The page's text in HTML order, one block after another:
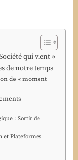
qui vient »
de notre temps
de « moment
: Sortir de
et Plateformes